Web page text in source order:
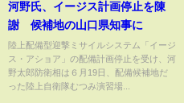
河野氏、イージス計画停止を陳
謝 候補地の山口県知事に
陸上配備型迎撃ミサイルシステム「イージ
ス・アショア」の配備計画停止を受け、河
野太郎防衛相は６月19日、配備候補地だ
った陸上自衛隊むつみ演習場...